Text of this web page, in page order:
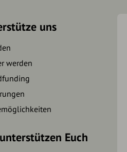
uns
werden
Euch